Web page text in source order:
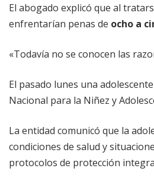
El abogado explicó que al
enfrentarían penas de ocho a
«Todavía no se conocen las
El pasado lunes una
Nacional para la Niñez y
La entidad comunicó que la
condiciones de salud y
protocolos de protección